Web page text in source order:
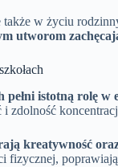
w życiu
utworom
pełni istotną rolę
zdolność
kreatywność
fizycznej,